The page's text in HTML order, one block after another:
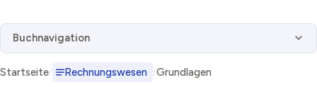
Buchnavigation
Startseite Rechnungswesen Grundlagen